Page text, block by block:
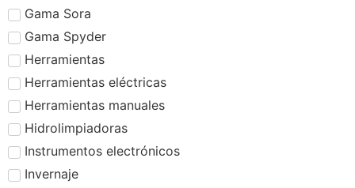
Gama Sora
Gama Spyder
Herramientas
Herramientas eléctricas
Herramientas manuales
Hidrolimpiadoras
Instrumentos electrónicos
Invernaje